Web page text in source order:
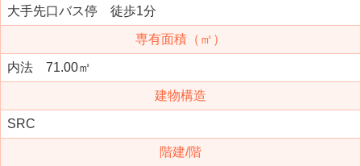
大手先口バス停 徒歩1分
専有面積（㎡）
内法 71.00㎡
建物構造
SRC
階建/階